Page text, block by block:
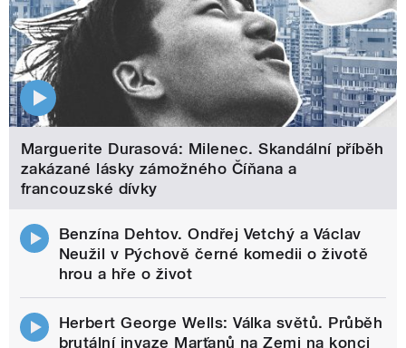
Marguerite Durasová: Milenec. Skandální příběh
zakázané lásky zámožného Číňana a
francouzské dívky
Benzína Dehtov. Ondřej Vetchý a Václav
Neužil v Pýchově černé komedii o životě
hrou a hře o život
Herbert George Wells: Válka světů. Průběh
brutální invaze Marťanů na Zemi na konci